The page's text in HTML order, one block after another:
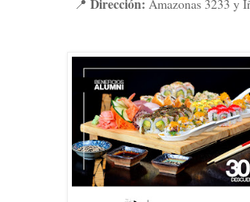
📍 Dirección: Amazonas 3233 y